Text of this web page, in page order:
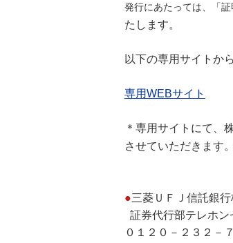
発行にあたっては、「証
たします。
以下の専用サイトか
専用WEBサイト
＊専用サイトにて、
させていただきます
●三菱ＵＦＪ信託銀
証券代行部テレホ
０１２０－２３２